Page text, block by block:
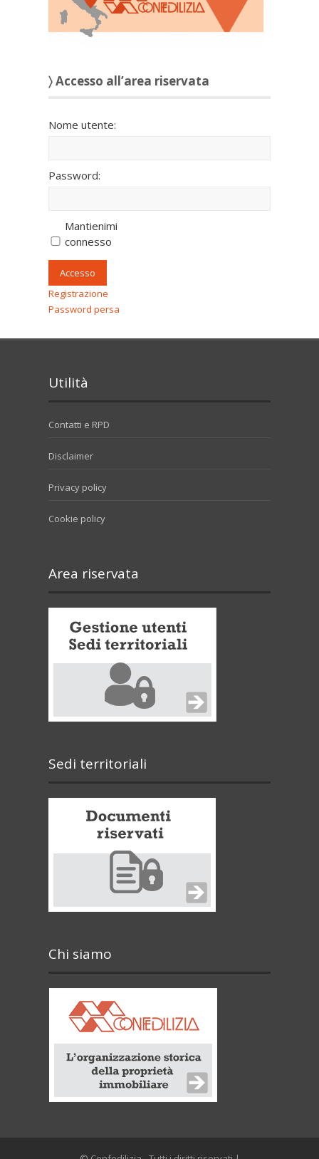
〉 Accesso all’area riservata
Nome utente:
Password:
Mantienimi
connesso
Accesso
Registrazione
Password persa
Utilità
Contatti e RPD
Disclaimer
Privacy policy
Cookie policy
Area riservata
Sedi territoriali
Chi siamo